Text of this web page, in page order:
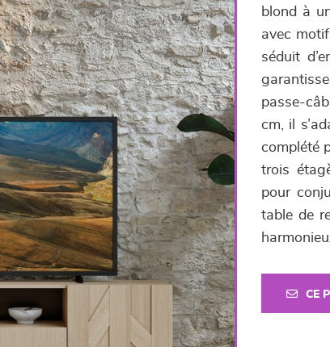
blond à
avec
séduit
passe-
cm, il
complété
trois
pour
table de
CE